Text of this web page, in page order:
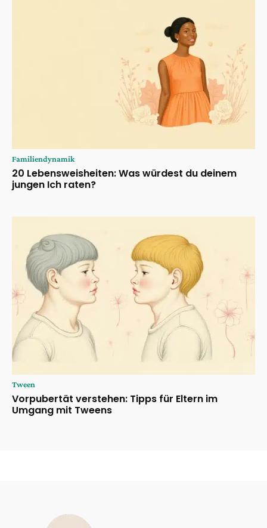
Familiendynamik
20 Lebensweisheiten: Was würdest du deinem
jungen Ich raten?
Tween
Vorpubertät verstehen: Tipps für Eltern im
Umgang mit Tweens